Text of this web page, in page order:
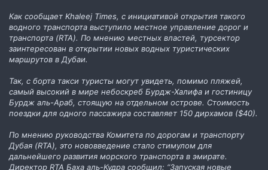
Как сообщает Khaleej Times, с инициативой открытия такого
водного транспорта выступило местное управление дорог и
транспорта (RTA). По мнению местных властей, турсектор
заинтересован в открытии новых водных туристических
маршрутов в Дубаи.
Так, с борта такси туристы могут увидеть, помимо пляжей,
самый высокий в мире небоскреб Бурдж-Халифа и гостиницу
Бурдж аль-Араб, стоящую на отдельном острове. Стоимость
поездки для одного пассажира составляет 150 дирхамов ($40).
По мнению руководства Комитета по дорогам и транспорту
Дубая (RTA), это нововведение стало стимулом для
дальнейшего развития морского транспорта в эмирате.
Директор RTA Баха аль-Кудра сообщил: “Запуская новые